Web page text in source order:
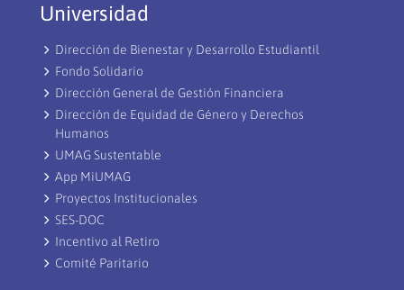
Universidad
Dirección de Bienestar y Desarrollo Estudiantil
Fondo Solidario
Dirección General de Gestión Financiera
Dirección de Equidad de Género y Derechos
Humanos
UMAG Sustentable
App MiUMAG
Proyectos Institucionales
SES-DOC
Incentivo al Retiro
Comité Paritario